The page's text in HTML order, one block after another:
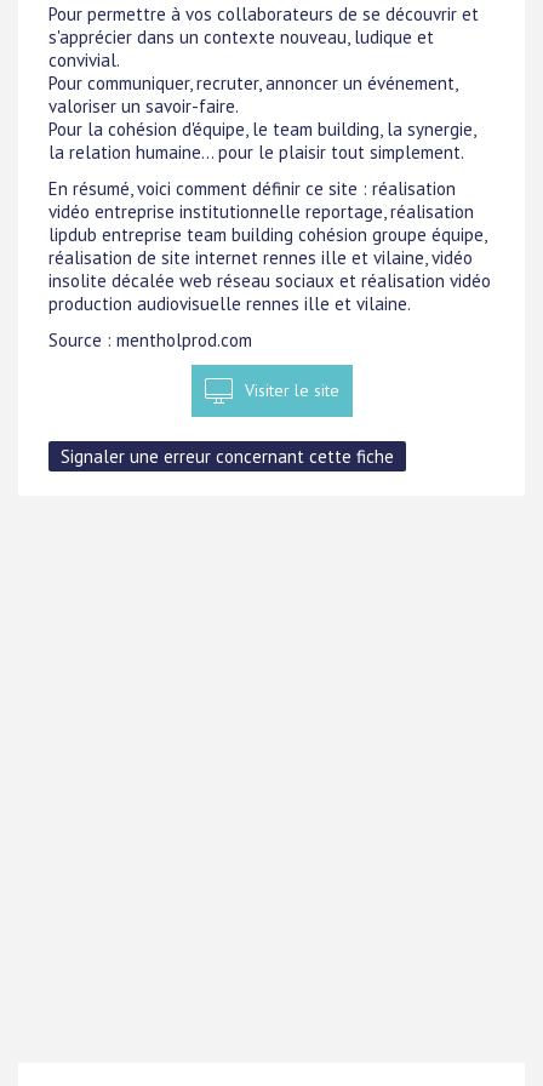
Pour permettre à vos collaborateurs de se découvrir et
s'apprécier dans un contexte nouveau, ludique et
convivial.
Pour communiquer, recruter, annoncer un événement,
valoriser un savoir-faire.
Pour la cohésion d'équipe, le team building, la synergie,
la relation humaine... pour le plaisir tout simplement.
En résumé, voici comment définir ce site : réalisation
vidéo entreprise institutionnelle reportage, réalisation
lipdub entreprise team building cohésion groupe équipe,
réalisation de site internet rennes ille et vilaine, vidéo
insolite décalée web réseau sociaux et réalisation vidéo
production audiovisuelle rennes ille et vilaine.
Source : mentholprod.com
Visiter le site